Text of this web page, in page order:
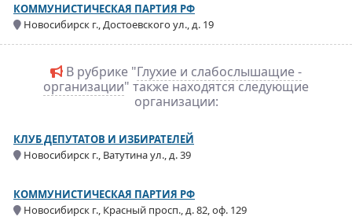
КОММУНИСТИЧЕСКАЯ ПАРТИЯ РФ
Новосибирск г., Достоевского ул., д. 19
В рубрике "Глухие и слабослышащие -
организации" также находятся следующие
организации:
КЛУБ ДЕПУТАТОВ И ИЗБИРАТЕЛЕЙ
Новосибирск г., Ватутина ул., д. 39
КОММУНИСТИЧЕСКАЯ ПАРТИЯ РФ
Новосибирск г., Красный просп., д. 82, оф. 129